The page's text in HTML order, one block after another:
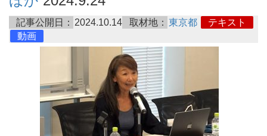
記事公開日： 2024.10.14 取材地： 東京都
テキスト
動画